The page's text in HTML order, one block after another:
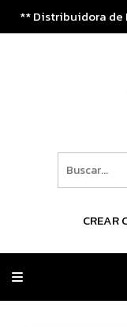
** Distribuidora de
CREAR